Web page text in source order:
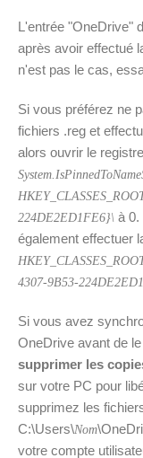
L'entrée "OneDrive"
après avoir effectué
n'est pas le cas,
Si vous préférez ne
fichiers .reg et
alors ouvrir le
224DE2ED1FE6}\ à 0.
également effectuer
4307-9B53-
Si vous avez
OneDrive avant de
supprimer les
sur votre PC pour
supprimez les
C:\Users\Nom
votre compte